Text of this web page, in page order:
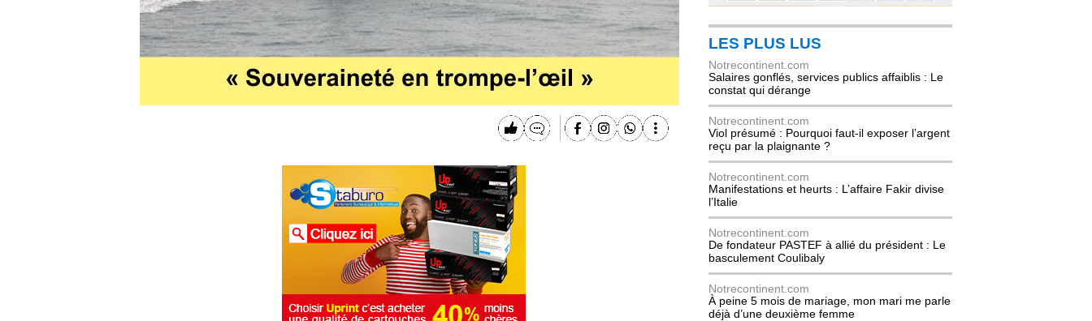
LES PLUS LUS
Notrecontinent.com
Salaires gonflés, services publics affaiblis : Le
constat qui dérange
Notrecontinent.com
Viol présumé : Pourquoi faut-il exposer l’argent
reçu par la plaignante ?
Notrecontinent.com
Manifestations et heurts : L’affaire Fakir divise
l’Italie
Notrecontinent.com
De fondateur PASTEF à allié du président : Le
basculement Coulibaly
Notrecontinent.com
À peine 5 mois de mariage, mon mari me parle
déjà d’une deuxième femme